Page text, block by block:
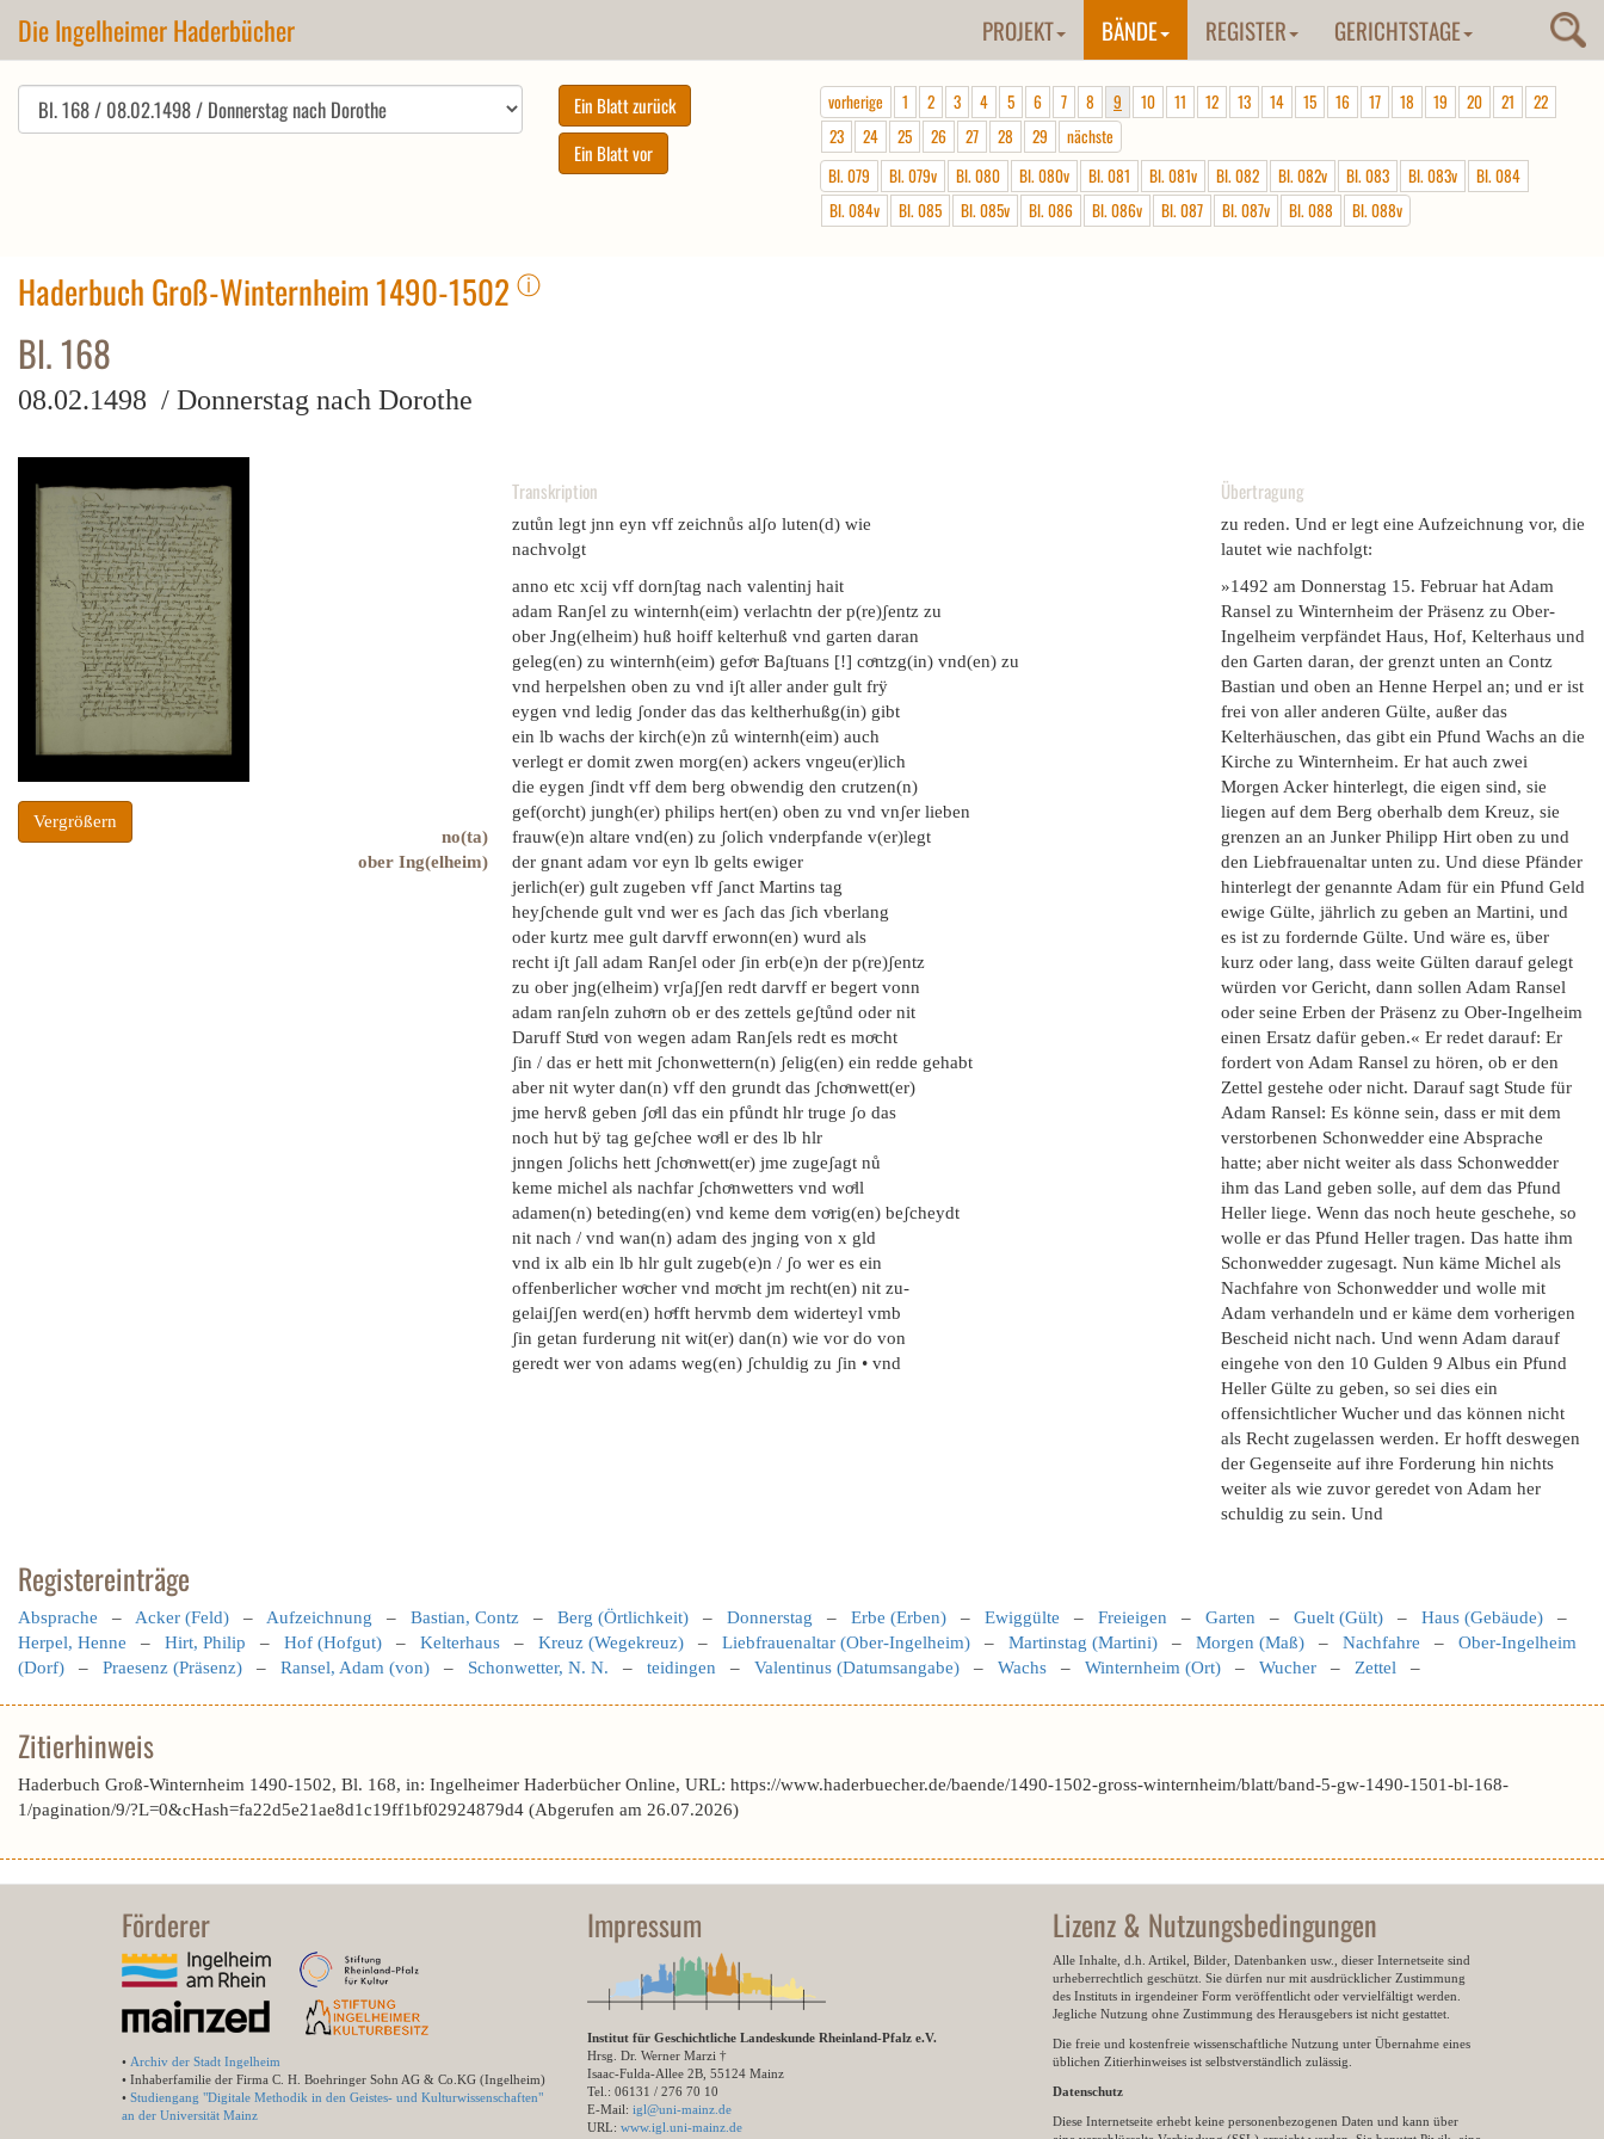
Die Ingelheimer Haderbücher PROJEKT BÄNDE REGISTER GERICHTSTAGE
vorherige 1 2 3 4 5 6 7 8 9 10 11 12 13 14 15 16 17 18 19 20 21
22
23
24 25 26 27 28 29
nächste
Bl. 079
Bl. 079v Bl. 080 Bl. 080v Bl. 081 Bl. 081v Bl. 082 Bl. 082v Bl. 083 Bl. 083v
Bl. 084
Bl. 084v
Bl. 085 Bl. 085v Bl. 086 Bl. 086v Bl. 087 Bl. 087v Bl. 088 Bl. 088v
Haderbuch Groß-Winternheim 1490-1502 ⓘ
Bl. 168
08.02.1498 / Donnerstag nach Dorothe
Vergrößern
Transkription
zutůn legt jnn eyn vff zeichnůs alʃo luten(d) wie
nachvolgt
anno etc xcij vff dornʃtag nach valentinj hait
adam Ranʃel zu winternh(eim) verlachtn der p(re)ʃentz zu
ober Jng(elheim) huß hoiff kelterhuß vnd garten daran
geleg(en) zu winternh(eim) gefoͤr Baʃtuans [!] coͤntzg(in) vnd(en) zu
vnd herpelshen oben zu vnd iʃt aller ander gult frÿ
eygen vnd ledig ʃonder das das keltherhußg(in) gibt
ein lb wachs der kirch(e)n zů winternh(eim) auch
verlegt er domit zwen morg(en) ackers vngeu(er)lich
die eygen ʃindt vff dem berg obwendig den crutzen(n)
gef(orcht) jungh(er) philips hert(en) oben zu vnd vnʃer lieben
no(ta)
frauw(e)n altare vnd(en) zu ʃolich vnderpfande v(er)legt
ober Ing(elheim)
der gnant adam vor eyn lb gelts ewiger
jerlich(er) gult zugeben vff ʃanct Martins tag
heyʃchende gult vnd wer es ʃach das ʃich vberlang
oder kurtz mee gult darvff erwonn(en) wurd als
recht iʃt ʃall adam Ranʃel oder ʃin erb(e)n der p(re)ʃentz
zu ober jng(elheim) vrʃaʃʃen redt darvff er begert vonn
adam ranʃeln zuhoͤrn ob er des zettels geʃtůnd oder nit
Daruff Stuͤd von wegen adam Ranʃels redt es moͤcht
ʃin / das er hett mit ʃchonwettern(n) ʃelig(en) ein redde gehabt
aber nit wyter dan(n) vff den grundt das ʃchoͤnwett(er)
jme hervß geben ʃoͤll das ein pfůndt hlr truge ʃo das
noch hut bÿ tag geʃchee woͤll er des lb hlr
jnngen ʃolichs hett ʃchoͤnwett(er) jme zugeʃagt nů
keme michel als nachfar ʃchoͤnwetters vnd woͤll
adamen(n) beteding(en) vnd keme dem voͤrig(en) beʃcheydt
nit nach / vnd wan(n) adam des jnging von x gld
vnd ix alb ein lb hlr gult zugeb(e)n / ʃo wer es ein
offenberlicher woͤcher vnd moͤcht jm recht(en) nit zu-
gelaiʃʃen werd(en) hoͤfft hervmb dem widerteyl vmb
ʃin getan furderung nit wit(er) dan(n) wie vor do von
geredt wer von adams weg(en) ʃchuldig zu ʃin • vnd
Übertragung
zu reden. Und er legt eine Aufzeichnung vor, die
lautet wie nachfolgt:
»1492 am Donnerstag 15. Februar hat Adam
Ransel zu Winternheim der Präsenz zu Ober-
Ingelheim verpfändet Haus, Hof, Kelterhaus und
den Garten daran, der grenzt unten an Contz
Bastian und oben an Henne Herpel an; und er ist
frei von aller anderen Gülte, außer das
Kelterhäuschen, das gibt ein Pfund Wachs an die
Kirche zu Winternheim. Er hat auch zwei
Morgen Acker hinterlegt, die eigen sind, sie
liegen auf dem Berg oberhalb dem Kreuz, sie
grenzen an an Junker Philipp Hirt oben zu und
den Liebfrauenaltar unten zu. Und diese Pfänder
hinterlegt der genannte Adam für ein Pfund Geld
ewige Gülte, jährlich zu geben an Martini, und
es ist zu fordernde Gülte. Und wäre es, über
kurz oder lang, dass weite Gülten darauf gelegt
würden vor Gericht, dann sollen Adam Ransel
oder seine Erben der Präsenz zu Ober-Ingelheim
einen Ersatz dafür geben.« Er redet darauf: Er
fordert von Adam Ransel zu hören, ob er den
Zettel gestehe oder nicht. Darauf sagt Stude für
Adam Ransel: Es könne sein, dass er mit dem
verstorbenen Schonwedder eine Absprache
hatte; aber nicht weiter als dass Schonwedder
ihm das Land geben solle, auf dem das Pfund
Heller liege. Wenn das noch heute geschehe, so
wolle er das Pfund Heller tragen. Das hatte ihm
Schonwedder zugesagt. Nun käme Michel als
Nachfahre von Schonwedder und wolle mit
Adam verhandeln und er käme dem vorherigen
Bescheid nicht nach. Und wenn Adam darauf
eingehe von den 10 Gulden 9 Albus ein Pfund
Heller Gülte zu geben, so sei dies ein
offensichtlicher Wucher und das können nicht
als Recht zugelassen werden. Er hofft deswegen
der Gegenseite auf ihre Forderung hin nichts
weiter als wie zuvor geredet von Adam her
schuldig zu sein. Und
Registereinträge
Absprache – Acker (Feld) – Aufzeichnung – Bastian, Contz – Berg (Örtlichkeit) – Donnerstag – Erbe (Erben) – Ewiggülte – Freieigen – Garten – Guelt (Gült) – Haus (Gebäude) –
Herpel, Henne – Hirt, Philip – Hof (Hofgut) – Kelterhaus – Kreuz (Wegekreuz) – Liebfrauenaltar (Ober-Ingelheim) – Martinstag (Martini) – Morgen (Maß) – Nachfahre – Ober-Ingelheim
(Dorf) – Praesenz (Präsenz) – Ransel, Adam (von) – Schonwetter, N. N. – teidingen – Valentinus (Datumsangabe) – Wachs – Winternheim (Ort) – Wucher – Zettel –
Zitierhinweis
Haderbuch Groß-Winternheim 1490-1502, Bl. 168, in: Ingelheimer Haderbücher Online, URL: https://www.haderbuecher.de/baende/1490-1502-gross-winternheim/blatt/band-5-gw-1490-1501-bl-168-
1/pagination/9/?L=0&cHash=fa22d5e21ae8d1c19ff1bf02924879d4 (Abgerufen am 26.07.2026)
Förderer
• Archiv der Stadt Ingelheim
• Inhaberfamilie der Firma C. H. Boehringer Sohn AG & Co.KG (Ingelheim)
• Studiengang "Digitale Methodik in den Geistes- und Kulturwissenschaften"
an der Universität Mainz
Impressum
Institut für Geschichtliche Landeskunde Rheinland-Pfalz e.V.
Hrsg. Dr. Werner Marzi †
Isaac-Fulda-Allee 2B, 55124 Mainz
Tel.: 06131 / 276 70 10
E-Mail: igl@uni-mainz.de
URL: www.igl.uni-mainz.de
Lizenz & Nutzungsbedingungen
Alle Inhalte, d.h. Artikel, Bilder, Datenbanken usw., dieser Internetseite sind
urheberrechtlich geschützt. Sie dürfen nur mit ausdrücklicher Zustimmung
des Instituts in irgendeiner Form veröffentlicht oder vervielfältigt werden.
Jegliche Nutzung ohne Zustimmung des Herausgebers ist nicht gestattet.
Die freie und kostenfreie wissenschaftliche Nutzung unter Übernahme eines
üblichen Zitierhinweises ist selbstverständlich zulässig.
Datenschutz
Diese Internetseite erhebt keine personenbezogenen Daten und kann über